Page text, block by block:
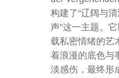
构建了“辽阔与
声”这一主题。
载私密情绪的艺
着浪漫的底色与
淡感伤，最终形